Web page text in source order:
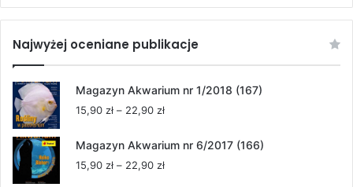
Najwyżej oceniane publikacje
Magazyn Akwarium nr 1/2018 (167)
15,90 zł – 22,90 złZakres
od
Magazyn Akwarium nr 6/2017 (166)
15,90 zł – 22,90 złZakres